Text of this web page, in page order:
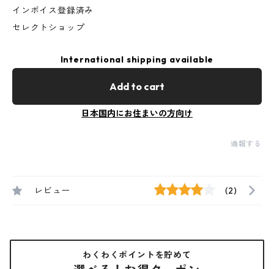
インボイス登録済み
セレクトショップ
International shipping available
Add to cart
日本国内にお住まいの方向け
通報する
レビュー (2)
わくわくポイントを貯めて